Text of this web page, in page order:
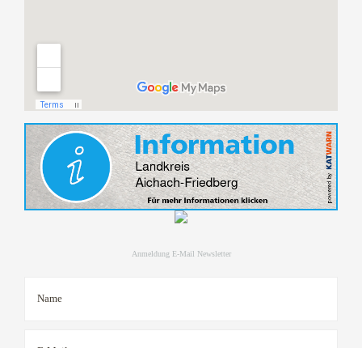
Anmeldung E-Mail Newsletter